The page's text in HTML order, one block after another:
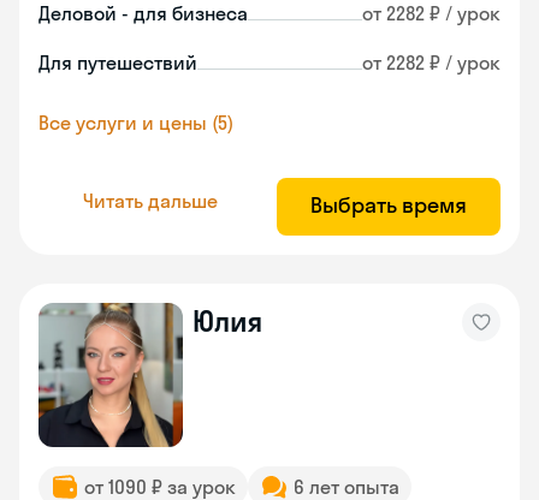
Деловой - для бизнеса от 2282 ₽ / урок
Для путешествий от 2282 ₽ / урок
Все услуги и цены (5)
Читать дальше Выбрать время
Юлия
от 1090 ₽ за урок 6 лет опыта